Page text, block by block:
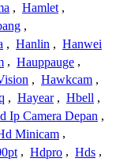
, Hamlet ,
,
, Hanlin , Hanwei
, Hauppauge ,
, Hawkcam ,
, Hayear , Hbell ,
Ip Camera Depan ,
Minicam ,
, Hdpro , Hds ,